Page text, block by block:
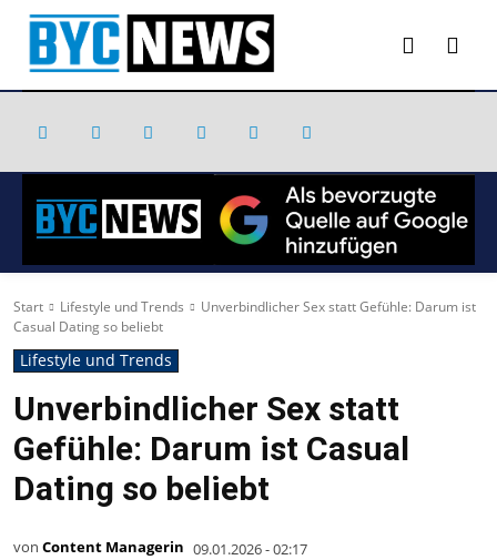
Start Lifestyle und Trends
Unverbindlicher Sex statt Gefühle: Darum ist
Casual Dating so beliebt
Lifestyle und Trends
Unverbindlicher Sex statt
Gefühle: Darum ist Casual
Dating so beliebt
von Content Managerin 09.01.2026 - 02:17